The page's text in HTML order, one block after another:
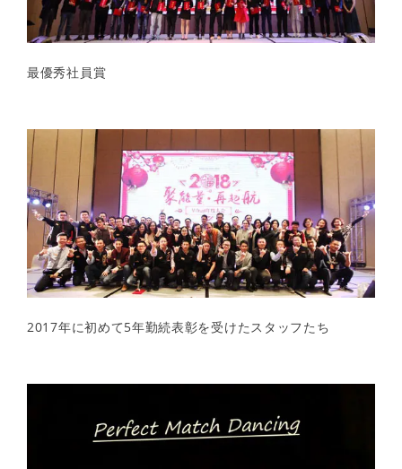
最優秀社員賞
2017年に初めて5年勤続表彰を受けたスタッフたち